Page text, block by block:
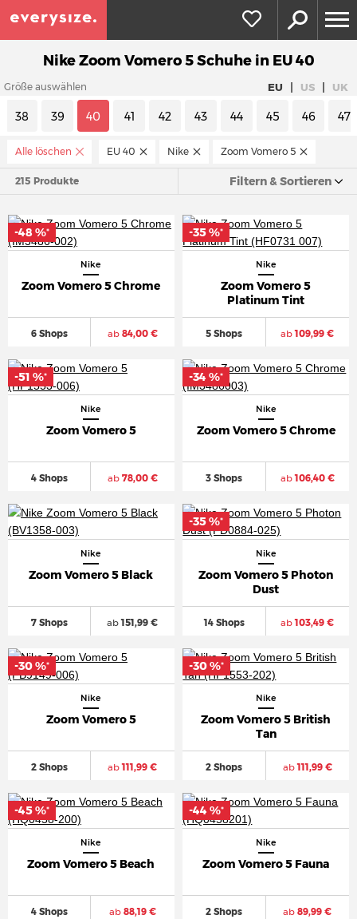
Nike Zoom Vomero 5 Schuhe in EU 40
Größe auswählen EU | US | UK
38 39 40 41 42 43 44 45 46 47
Alle löschen EU 40 Nike Zoom Vomero 5
215 Produkte Filtern & Sortieren
Nike
Zoom Vomero 5 Chrome
6 Shops ab84,00 €
-48 %*
Nike
Zoom Vomero 5
Platinum Tint
5 Shops ab109,99 €
-35 %*
Nike
Zoom Vomero 5
4 Shops ab78,00 €
-51 %*
Nike
Zoom Vomero 5 Chrome
3 Shops ab106,40 €
-34 %*
Nike
Zoom Vomero 5 Black
7 Shops ab151,99 €
Nike
Zoom Vomero 5 Photon
Dust
14 Shops ab103,49 €
-35 %*
Nike
Zoom Vomero 5
2 Shops ab111,99 €
-30 %*
Nike
Zoom Vomero 5 British
Tan
2 Shops ab111,99 €
-30 %*
Nike
Zoom Vomero 5 Beach
4 Shops ab88,19 €
-45 %*
Nike
Zoom Vomero 5 Fauna
2 Shops ab 89,99 €
-44 %*